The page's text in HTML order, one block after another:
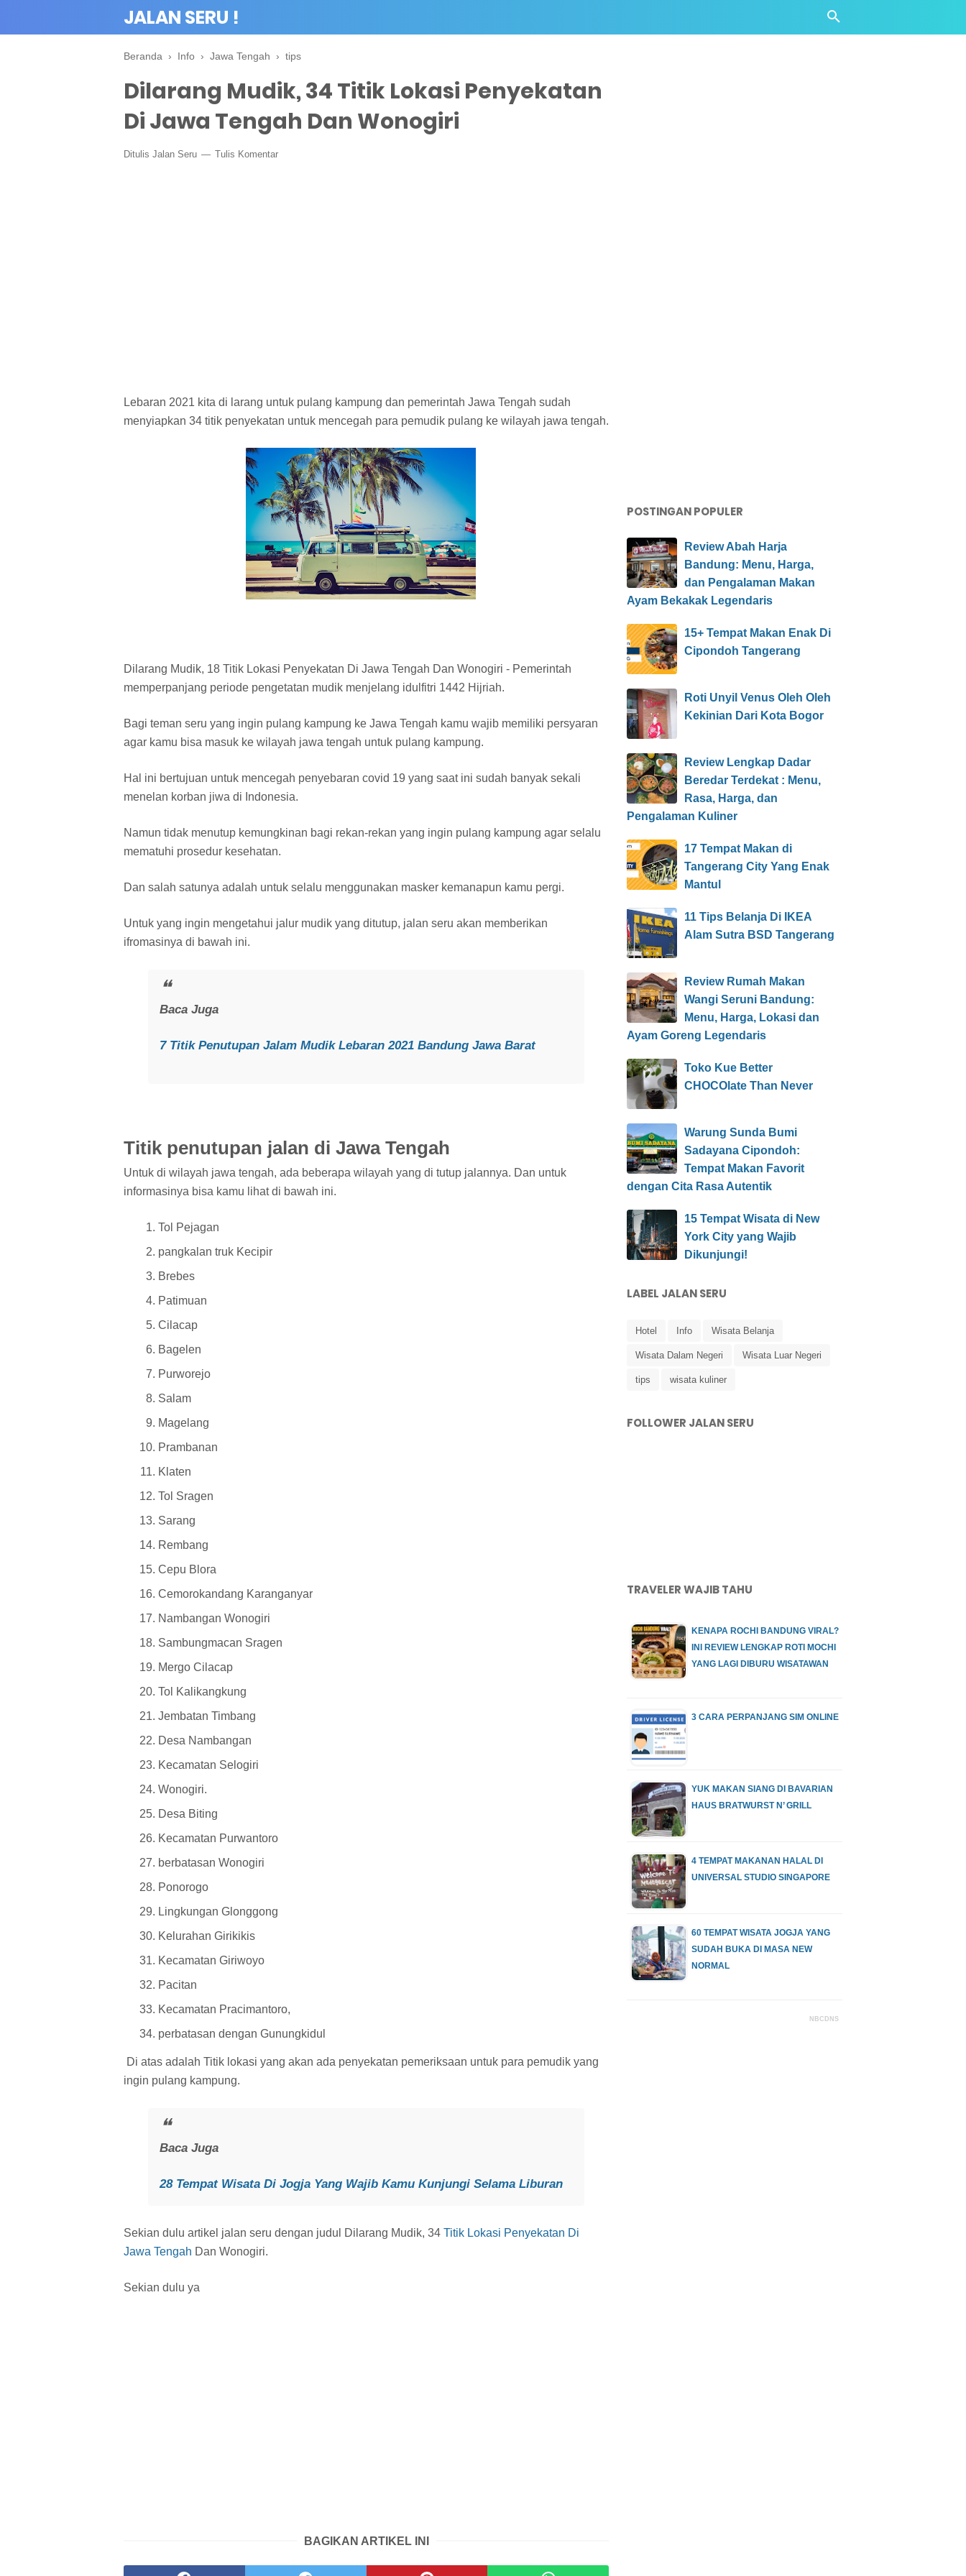
JALAN SERU !
Beranda › Info › Jawa Tengah › tips
Dilarang Mudik, 34 Titik Lokasi Penyekatan
Di Jawa Tengah Dan Wonogiri
Ditulis Jalan Seru Tulis Komentar
Lebaran 2021 kita di larang untuk pulang kampung dan pemerintah Jawa Tengah sudah
menyiapkan 34 titik penyekatan untuk mencegah para pemudik pulang ke wilayah jawa tengah.
Dilarang Mudik, 18 Titik Lokasi Penyekatan Di Jawa Tengah Dan Wonogiri - Pemerintah
memperpanjang periode pengetatan mudik menjelang idulfitri 1442 Hijriah.
Bagi teman seru yang ingin pulang kampung ke Jawa Tengah kamu wajib memiliki persyaran
agar kamu bisa masuk ke wilayah jawa tengah untuk pulang kampung.
Hal ini bertujuan untuk mencegah penyebaran covid 19 yang saat ini sudah banyak sekali
menelan korban jiwa di Indonesia.
Namun tidak menutup kemungkinan bagi rekan-rekan yang ingin pulang kampung agar selalu
mematuhi prosedur kesehatan.
Dan salah satunya adalah untuk selalu menggunakan masker kemanapun kamu pergi.
Untuk yang ingin mengetahui jalur mudik yang ditutup, jalan seru akan memberikan
ifromasinya di bawah ini.
Baca Juga
7 Titik Penutupan Jalam Mudik Lebaran 2021 Bandung Jawa Barat
Titik penutupan jalan di Jawa Tengah
Untuk di wilayah jawa tengah, ada beberapa wilayah yang di tutup jalannya. Dan untuk
informasinya bisa kamu lihat di bawah ini.
Tol Pejagan
pangkalan truk Kecipir
Brebes
Patimuan
Cilacap
Bagelen
Purworejo
Salam
Magelang
Prambanan
Klaten
Tol Sragen
Sarang
Rembang
Cepu Blora
Cemorokandang Karanganyar
Nambangan Wonogiri
Sambungmacan Sragen
Mergo Cilacap
Tol Kalikangkung
Jembatan Timbang
Desa Nambangan
Kecamatan Selogiri
Wonogiri.
Desa Biting
Kecamatan Purwantoro
berbatasan Wonogiri
Ponorogo
Lingkungan Glonggong
Kelurahan Girikikis
Kecamatan Giriwoyo
Pacitan
Kecamatan Pracimantoro,
perbatasan dengan Gunungkidul
Di atas adalah Titik lokasi yang akan ada penyekatan pemeriksaan untuk para pemudik yang
ingin pulang kampung.
Baca Juga
28 Tempat Wisata Di Jogja Yang Wajib Kamu Kunjungi Selama Liburan
Sekian dulu artikel jalan seru dengan judul Dilarang Mudik, 34 Titik Lokasi Penyekatan Di
Jawa Tengah Dan Wonogiri.
Sekian dulu ya
BAGIKAN ARTIKEL INI
POSTINGAN POPULER
Review Abah Harja
Bandung: Menu, Harga,
dan Pengalaman Makan
Ayam Bekakak Legendaris
15+ Tempat Makan Enak Di
Cipondoh Tangerang
Roti Unyil Venus Oleh Oleh
Kekinian Dari Kota Bogor
Review Lengkap Dadar
Beredar Terdekat : Menu,
Rasa, Harga, dan
Pengalaman Kuliner
17 Tempat Makan di
Tangerang City Yang Enak
Mantul
11 Tips Belanja Di IKEA
Alam Sutra BSD Tangerang
Review Rumah Makan
Wangi Seruni Bandung:
Menu, Harga, Lokasi dan
Ayam Goreng Legendaris
Toko Kue Better
CHOCOlate Than Never
Warung Sunda Bumi
Sadayana Cipondoh:
Tempat Makan Favorit
dengan Cita Rasa Autentik
15 Tempat Wisata di New
York City yang Wajib
Dikunjungi!
LABEL JALAN SERU
Hotel Info Wisata Belanja
Wisata Dalam Negeri Wisata Luar Negeri
tips wisata kuliner
FOLLOWER JALAN SERU
TRAVELER WAJIB TAHU
KENAPA ROCHI BANDUNG VIRAL?
INI REVIEW LENGKAP ROTI MOCHI
YANG LAGI DIBURU WISATAWAN
3 CARA PERPANJANG SIM ONLINE
YUK MAKAN SIANG DI BAVARIAN
HAUS BRATWURST N’ GRILL
4 TEMPAT MAKANAN HALAL DI
UNIVERSAL STUDIO SINGAPORE
60 TEMPAT WISATA JOGJA YANG
SUDAH BUKA DI MASA NEW
NORMAL
NBCDNS